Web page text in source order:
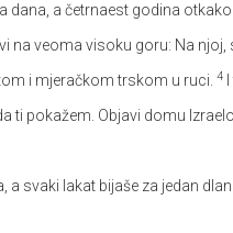
a četrnaest godina
na veoma visoku goru: Na
i mjeračkom trskom u ruci. 4
pokažem. Objavi domu
svaki lakat bijaše za jedan